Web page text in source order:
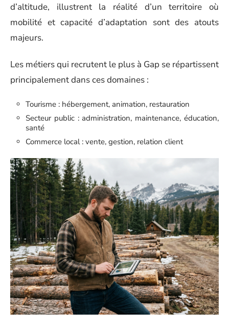
d’altitude, illustrent la réalité d’un territoire où
mobilité et capacité d’adaptation sont des atouts
majeurs.
Les métiers qui recrutent le plus à Gap se répartissent
principalement dans ces domaines :
Tourisme : hébergement, animation, restauration
Secteur public : administration, maintenance, éducation,
santé
Commerce local : vente, gestion, relation client